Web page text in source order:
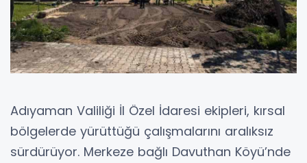
Adıyaman Valiliği İl Özel İdaresi ekipleri, kırsal
bölgelerde yürüttüğü çalışmalarını aralıksız
sürdürüyor. Merkeze bağlı Davuthan Köyü’nde